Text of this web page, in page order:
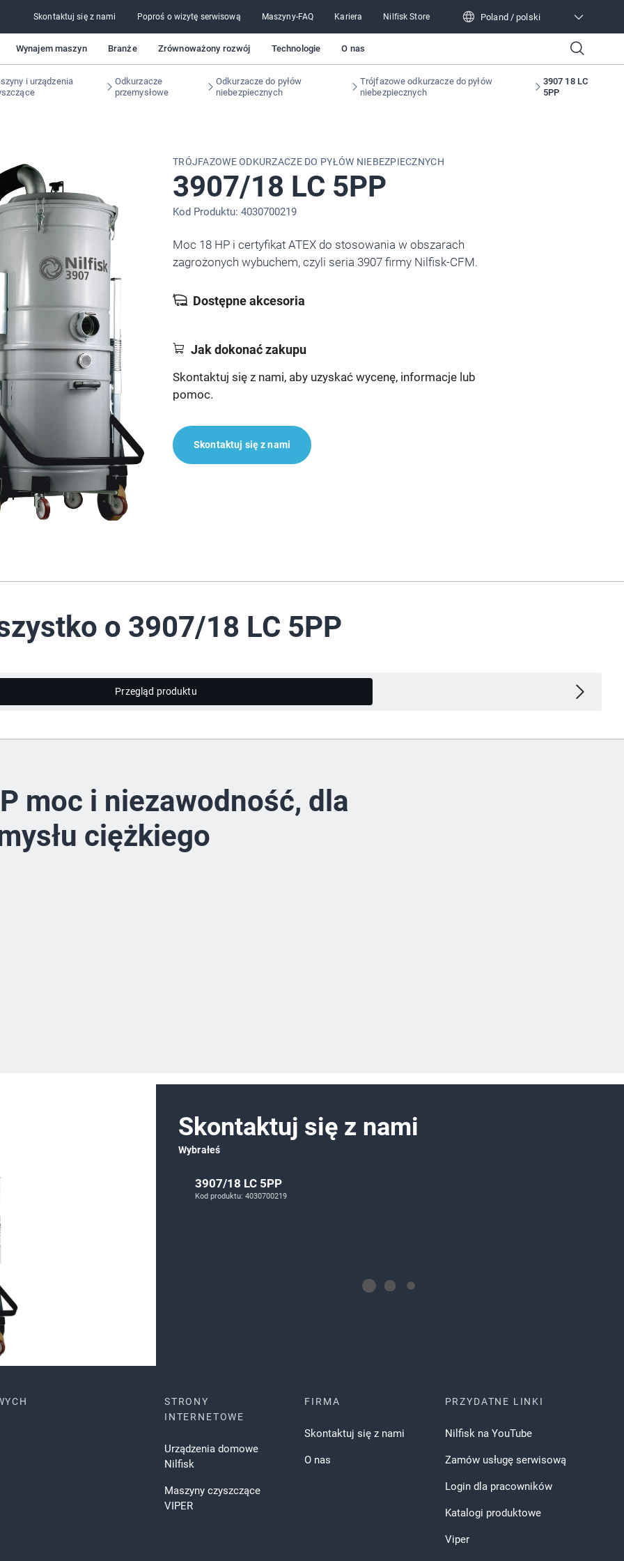
Skontaktuj się z nami Poproś o wizytę serwisową Maszyny-FAQ Kariera Nilfisk Store Poland / polski
Wynajem maszyn Branże Zrównoważony rozwój Technologie O nas
i urządzenia
Odkurzacze
przemysłowe
Odkurzacze do pyłów
niebezpiecznych
Trójfazowe odkurzacze do pyłów
niebezpiecznych
3907 18 LC
5PP
TRÓJFAZOWE ODKURZACZE DO PYŁÓW NIEBEZPIECZNYCH
3907/18 LC 5PP
Kod Produktu: 4030700219
Moc 18 HP i certyfikat ATEX do stosowania w obszarach
zagrożonych wybuchem, czyli seria 3907 firmy Nilfisk-CFM.
Dostępne akcesoria
Jak dokonać zakupu
Skontaktuj się z nami, aby uzyskać wycenę, informacje lub
pomoc.
Skontaktuj się z nami
o 3907/18 LC 5PP
Przegląd produktu Inne wersje
moc i niezawodność, dla
ciężkiego
Skontaktuj się z nami
Wybrałeś
3907/18 LC 5PP
Kod produktu: 4030700219
STRONY
INTERNETOWE
Urządzenia domowe
Nilfisk
Maszyny czyszczące
VIPER
FIRMA
Skontaktuj się z nami
O nas
PRZYDATNE LINKI
Nilfisk na YouTube
Zamów usługę serwisową
Login dla pracowników
Katalogi produktowe
Viper